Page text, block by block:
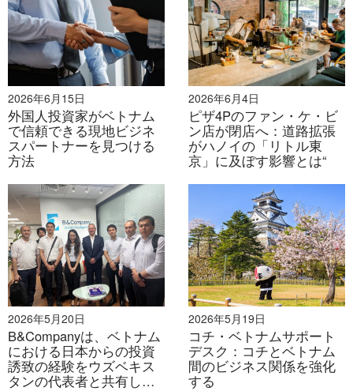
している。.
モバイルマーケティングの需要と供給の両方を拡大する
絶好の機会が到来しています。市場は優れた条件を備え
ているにもかかわらず、未だ発展途上であり、大きな発
展が見込まれます。モバイル市場は、ユーザーとサプラ
イヤーの両方が様々な業界に参入することで、大きなビ
ジネスチャンスを生み出すでしょう。
出典：VECITA（ベトナム電子商取引・情報技術庁）
B&Companyベトナム – 杉山元治
2026年6月15日
外国人投資家がベトナム
で信頼できる現地ビジネ
スパートナーを見つける
方法
2026年6月4日
ピザ4Pのファン・ケ・ビ
ン店が閉店へ：道路拡張
がハノイの「リトル東
京」に及ぼす影響とは“
2026年5月20日
B&Companyは、ベトナム
における日本からの投資
誘致の経験をウズベキス
タンの代表者と共有し
2026年5月19日
コチ・ベトナムサポート
デスク：コチとベトナム
間のビジネス関係を強化
する